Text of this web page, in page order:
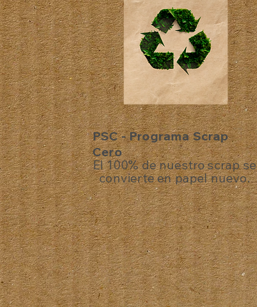
PSC - Programa Scrap
Cero
El 100% de nuestro scrap se
convierte en papel nuevo.